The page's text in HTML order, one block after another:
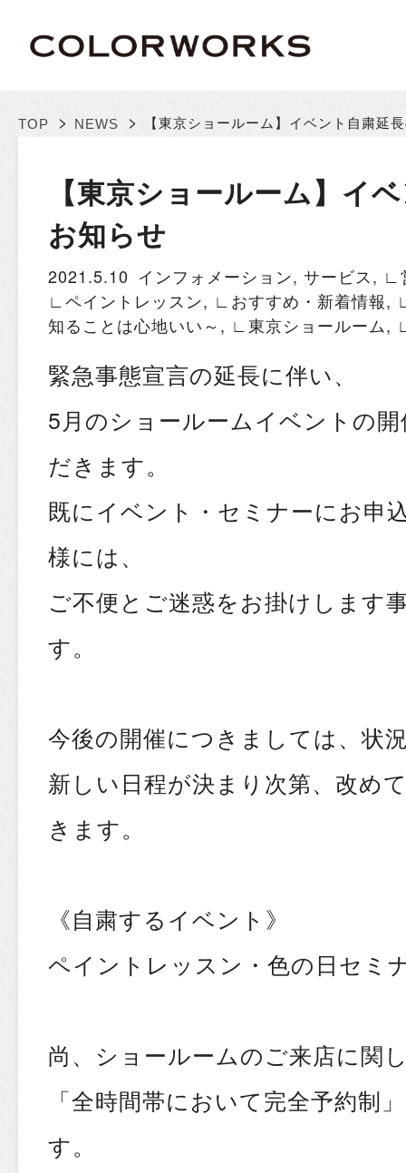
TOP > NEWS > 【東京ショールーム】イベント自粛延
【東京ショールーム】イ
お知らせ
2021.5.10 インフォメーション, サービス, ∟
∟ペイントレッスン, ∟おすすめ・新着情報,
知ることは心地いい～ , ∟東京ショールーム,
緊急事態宣言の延長に伴い、
5月のショールームイベントの
だきます。
既にイベント・セミナーにお申
様には、
ご不便とご迷惑をお掛けします
す。
今後の開催につきましては、状
新しい日程が決まり次第、改め
きます。
《自粛するイベント》
ペイントレッスン・色の日セミ
尚、ショールームのご来店に関
「全時間帯において完全予約制
す。